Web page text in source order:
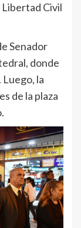
Libertad Civil
Senador
donde
la
de la plaza